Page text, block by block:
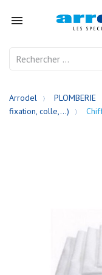

Arrodel PLOMBERIE
fixation, colle,...)